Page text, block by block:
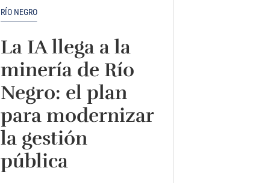
RÍO NEGRO
La IA llega a la
minería de Río
Negro: el plan
para modernizar
la gestión
pública